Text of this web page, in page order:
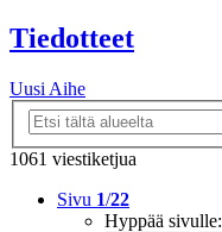
Tiedotteet
Uusi Aihe
1061 viestiketjua
Sivu 1/22
Hyppää sivulle: